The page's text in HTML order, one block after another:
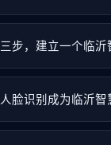
三步，建立一个临沂
人脸识别成为临沂智